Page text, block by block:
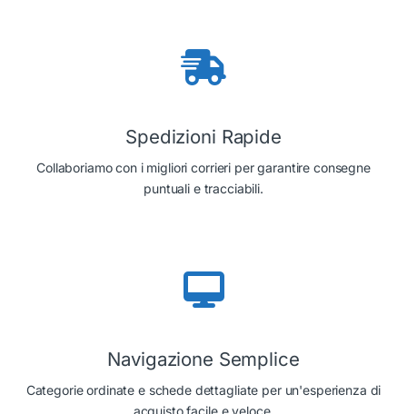
Spedizioni Rapide
Collaboriamo con i migliori corrieri per garantire consegne
puntuali e tracciabili.
Navigazione Semplice
Categorie ordinate e schede dettagliate per un'esperienza di
acquisto facile e veloce.